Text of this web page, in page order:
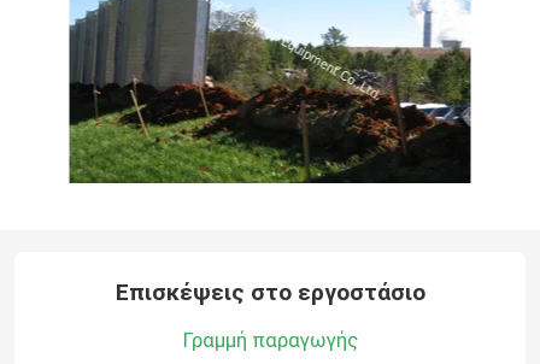
Επισκέψεις στο εργοστάσιο
Γραμμή παραγωγής